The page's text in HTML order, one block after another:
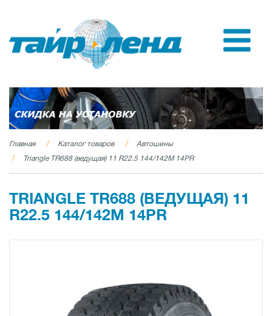
Главная Каталог товаров
Автошины
Triangle TR688 (ведущая) 11 R22.5 144/142M 14PR
TRIANGLE TR688 (ВЕДУЩАЯ) 11
R22.5 144/142M 14PR